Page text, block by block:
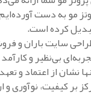
مو به دست
کرده است.
سایت باران و
بی‌نظیر و
نشان از اعتماد و
بر کیفیت، نوآوری و